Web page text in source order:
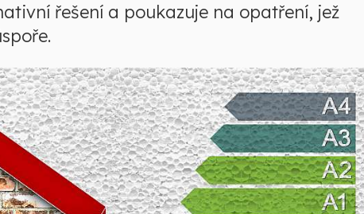
řešení a poukazuje na opatření, jež